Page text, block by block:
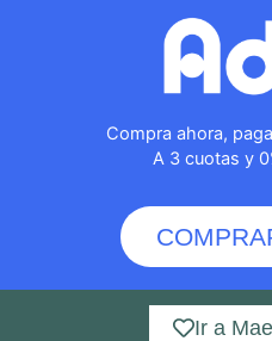
Compra ahora,
A 3 cuotas y
Ir a